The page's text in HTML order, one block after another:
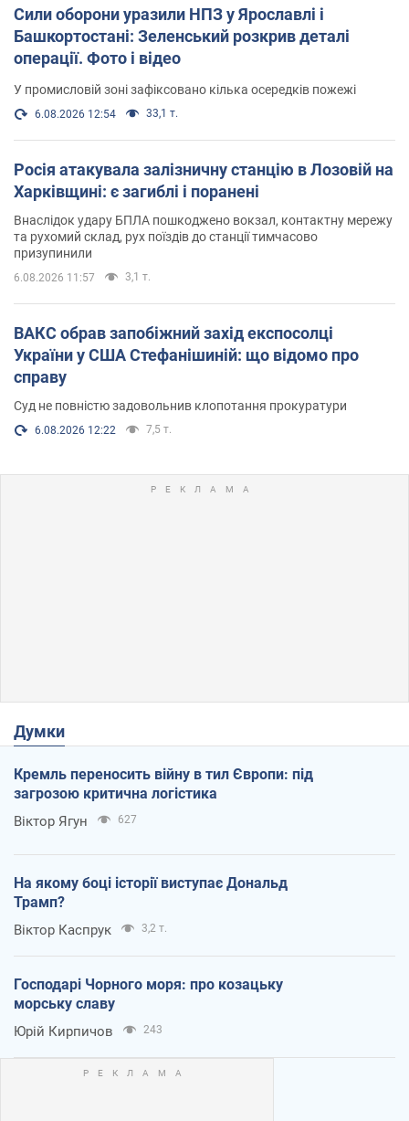
Сили оборони уразили НПЗ у Ярославлі і
Башкортостані: Зеленський розкрив деталі
операції. Фото і відео
У промисловій зоні зафіксовано кілька осередків пожежі
6.08.2026 12:54 33,1 т.
Росія атакувала залізничну станцію в Лозовій на
Харківщині: є загиблі і поранені
Внаслідок удару БПЛА пошкоджено вокзал, контактну мережу
та рухомий склад, рух поїздів до станції тимчасово
призупинили
6.08.2026 11:57 3,1 т.
ВАКС обрав запобіжний захід експосолці
України у США Стефанішиній: що відомо про
справу
Суд не повністю задовольнив клопотання прокуратури
6.08.2026 12:22 7,5 т.
Думки
Кремль переносить війну в тил Європи: під
загрозою критична логістика
Віктор Ягун 627
На якому боці історії виступає Дональд
Трамп?
Віктор Каспрук 3,2 т.
Господарі Чорного моря: про козацьку
морську славу
Юрій Кирпичов 243